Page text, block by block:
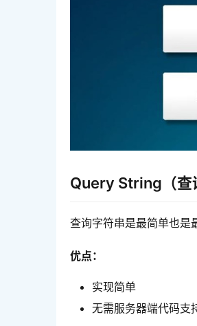
Query String（查
查询字符串是最简单也是
优点：
实现简单
无需服务器端代码支